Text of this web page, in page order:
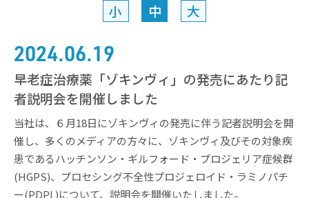
小 中 大
2024.06.19
早老症治療薬「ゾキンヴィ」の発売にあたり記
者説明会を開催しました
当社は、６月18日にゾキンヴィの発売に伴う記者説明会を開
催し、多くのメディアの方々に、ゾキンヴィ及びその対象疾
患であるハッチンソン・ギルフォード・プロジェリア症候群
(HGPS)、プロセシング不全性プロジェロイド・ラミノパチ
ー(PDPL)について、説明会を開催いたしました。